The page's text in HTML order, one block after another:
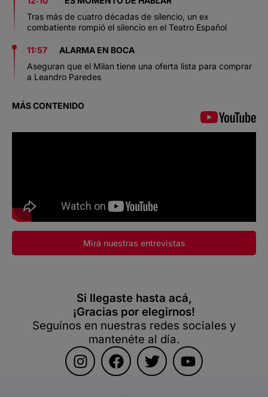
Tras más de cuatro décadas de silencio, un ex
combatiente rompió el silencio en el Teatro Español
11:57
ALARMA EN BOCA
Aseguran que el Milan tiene una oferta lista para comprar
a Leandro Paredes
MÁS CONTENIDO
Mirá nuestras entrevistas
Si llegaste hasta acá,
¡Gracias por elegirnos!
Seguínos en nuestras redes sociales y
mantenéte al día.